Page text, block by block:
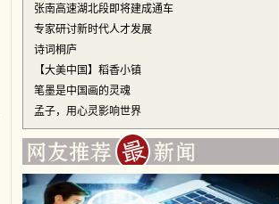
张南高速湖北段即将建成通车
专家研讨新时代人才发展
诗词桐庐
【大美中国】稻香小镇
笔墨是中国画的灵魂
孟子，用心灵影响世界